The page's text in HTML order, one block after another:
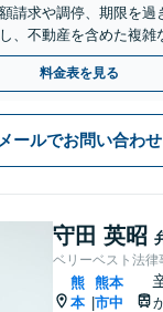
請求や調停、期限を過
、不動産を含めた複雑
】【夜間面談可】
料金表を見る
メールでお問い合わせ
守田 英昭
ベリーベスト法律
熊
本
熊本
市中